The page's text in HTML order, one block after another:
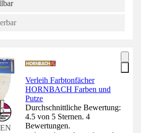
Verleih Farbtonfächer
HORNBACH Farben und
Putze
Durchschnittliche Bewertung:
4.5 von 5 Sternen. 4
Bewertungen.